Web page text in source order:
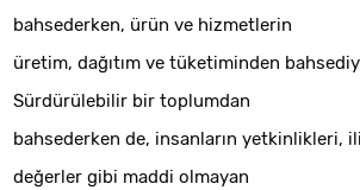
bahsederken, ürün ve hizmetlerin
üretim, dağıtım ve tüketiminden
Sürdürülebilir bir toplumdan
bahsederken de, insanların yetkinlikleri,
değerler gibi maddi olmayan